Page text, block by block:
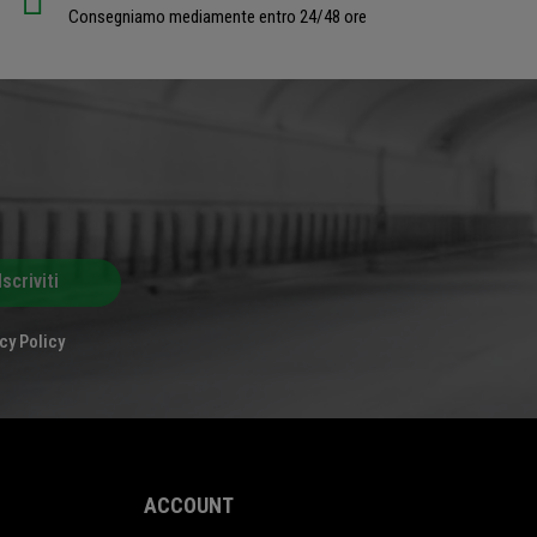
Consegniamo mediamente entro 24/48 ore
Iscriviti
Policy
ACCOUNT